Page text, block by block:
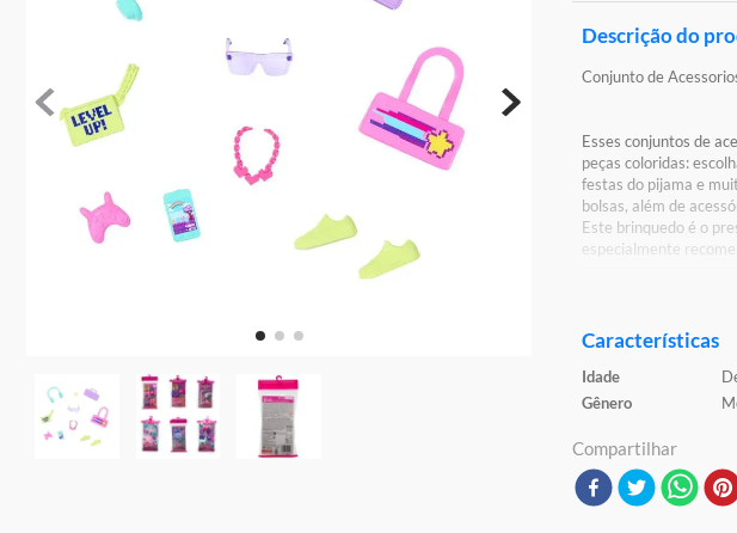
Descrição do
Conjunto de
Esses conjuntos de
peças coloridas:
festas do pijama e
bolsas, além de
Este brinquedo é o
especialmente
certificação de
Características:
Conteúdo da
Ref: GWD98
Marca: Mattel
Modelo: Conjunto de
Idade indicada: 3+
Características
Idade
Gênero
Compartilhar